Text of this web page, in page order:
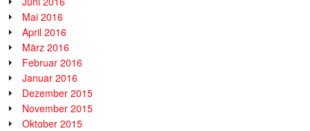
Mai 2016
April 2016
März 2016
Februar 2016
Januar 2016
Dezember 2015
November 2015
Oktober 2015